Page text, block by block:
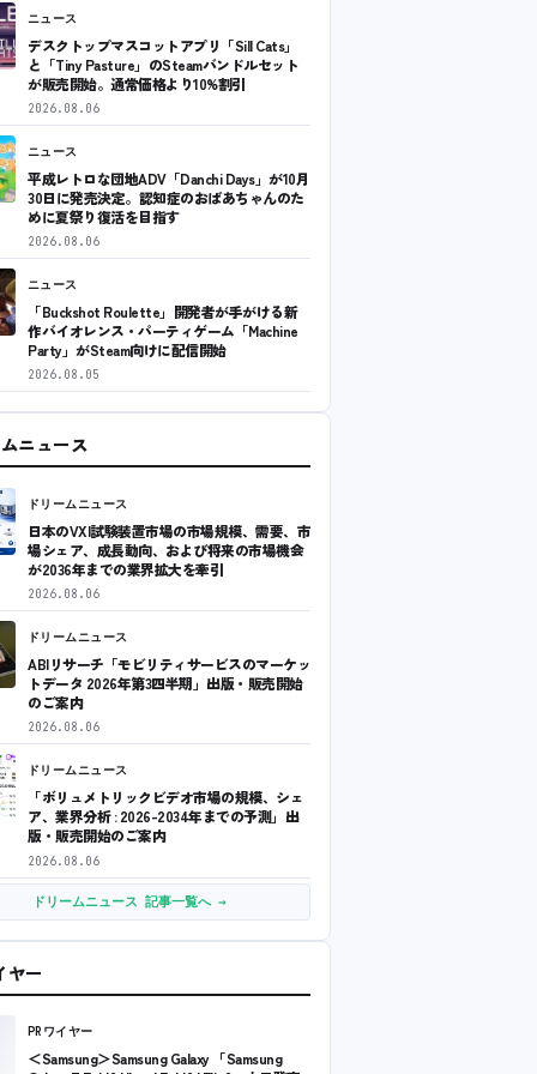
ニュース
デスクトップマスコットアプリ「Sill Cats」
と「Tiny Pasture」のSteamバンドルセット
が販売開始。通常価格より10%割引
2026.08.06
ニュース
平成レトロな団地ADV「Danchi Days」が10月
30日に発売決定。認知症のおばあちゃんのた
めに夏祭り復活を目指す
2026.08.06
ニュース
「Buckshot Roulette」開発者が手がける新
作バイオレンス・パーティゲーム「Machine
Party」がSteam向けに配信開始
2026.08.05
ニュース
ドリームニュース
日本のVXI試験装置市場の市場規模、需要、市
場シェア、成長動向、および将来の市場機会
が2036年までの業界拡大を牽引
2026.08.06
ドリームニュース
ABIリサーチ「モビリティサービスのマーケッ
トデータ 2026年第3四半期」出版・販売開始
のご案内
2026.08.06
ドリームニュース
「ボリュメトリックビデオ市場の規模、シェ
ア、業界分析 : 2026-2034年までの予測」出
版・販売開始のご案内
2026.08.06
ドリームニュース 記事一覧へ →
ヤー
PRワイヤー
＜Samsung＞Samsung Galaxy 「Samsung